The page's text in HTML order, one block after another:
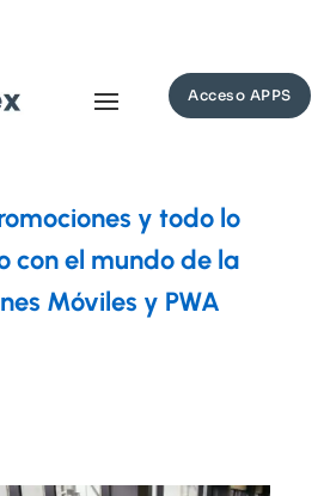
Acceso APPS
y todo lo
con el mundo de la
Móviles y PWA